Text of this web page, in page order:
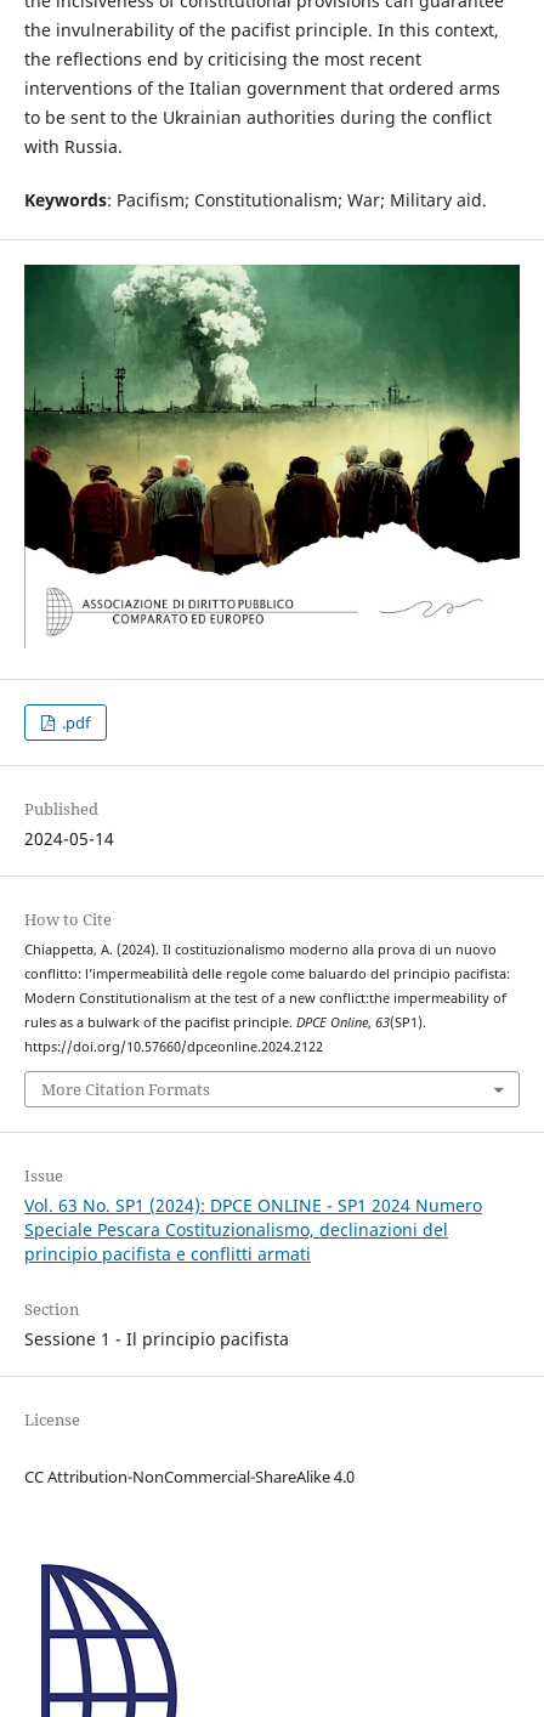
the invulnerability of the pacifist principle. In this context,
the reflections end by criticising the most recent
interventions of the Italian government that ordered arms
to be sent to the Ukrainian authorities during the conflict
with Russia.
Keywords: Pacifism; Constitutionalism; War; Military aid.
.pdf
Published
2024-05-14
How to Cite
Chiappetta, A. (2024). Il costituzionalismo moderno alla prova di un nuovo
conflitto: l’impermeabilità delle regole come baluardo del principio pacifista:
Modern Constitutionalism at the test of a new conflict:the impermeability of
rules as a bulwark of the pacifist principle. DPCE Online, 63(SP1).
https://doi.org/10.57660/dpceonline.2024.2122
More Citation Formats
Issue
Vol. 63 No. SP1 (2024): DPCE ONLINE - SP1 2024 Numero
Speciale Pescara Costituzionalismo, declinazioni del
principio pacifista e conflitti armati
Section
Sessione 1 - Il principio pacifista
License
CC Attribution-NonCommercial-ShareAlike 4.0